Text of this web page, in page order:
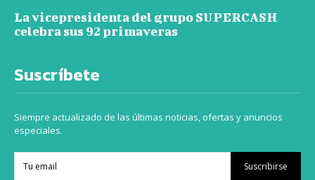
La vicepresidenta del grupo SUPERCASH
celebra sus 92 primaveras
Suscríbete
Siempre actualizado de las últimas noticias, ofertas y anuncios
especiales.
Suscribirse